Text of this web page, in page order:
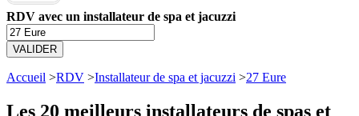
RDV avec un installateur de spa et jacuzzi
VALIDER
Accueil >RDV >Installateur de spa et jacuzzi >27 Eure
Les 20 meilleurs installateurs de spas et